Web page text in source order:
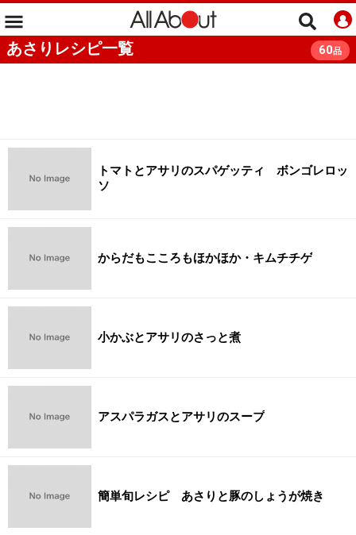
あさりレシピ一覧 60品
トマトとアサリのスパゲッティ ボンゴレロッ
ソ
からだもこころもほかほか・キムチチゲ
小かぶとアサリのさっと煮
アスパラガスとアサリのスープ
簡単旬レシピ あさりと豚のしょうが焼き